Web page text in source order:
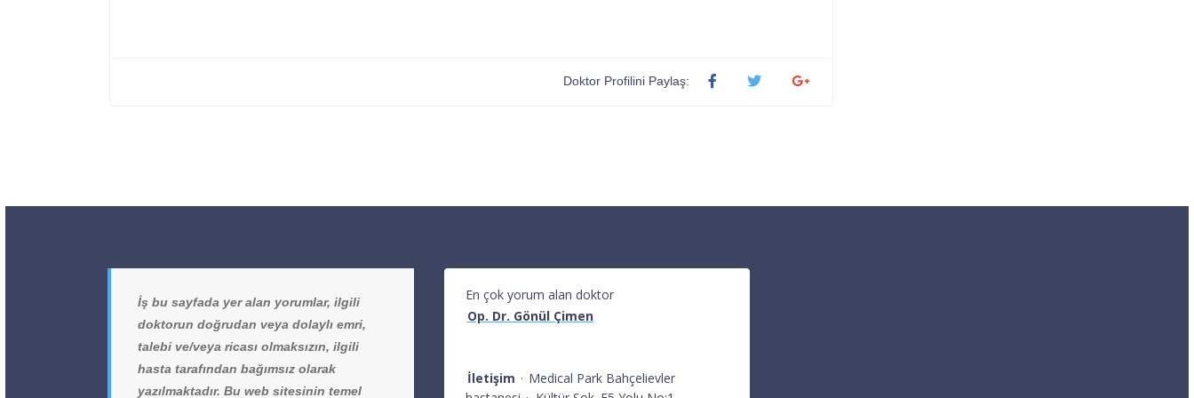
Doktor Profilini Paylaş:
İş bu sayfada yer alan yorumlar, ilgili
doktorun doğrudan veya dolaylı emri,
talebi ve/veya ricası olmaksızın, ilgili
hasta tarafından bağımsız olarak
yazılmaktadır. Bu web sitesinin temel
En çok yorum alan doktor
Op. Dr. Gönül Çimen
İletişim · Medical Park Bahçelievler